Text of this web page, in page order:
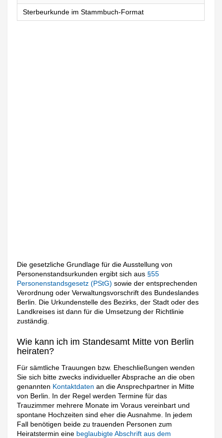
Sterbeurkunde im Stammbuch-Format
Die gesetzliche Grundlage für die Ausstellung von
Personenstandsurkunden ergibt sich aus §55
Personenstandsgesetz (PStG)sowie der entsprechenden
Verordnung oder Verwaltungsvorschrift des Bundeslandes
Berlin. Die Urkundenstelle des Bezirks, der Stadt oder des
Landkreises ist dann für die Umsetzung der Richtlinie
zuständig.
Wie kann ich im Standesamt Mitte von Berlin
heiraten?
Für sämtliche Trauungen bzw. Eheschließungen wenden
Sie sich bitte zwecks individueller Absprache an die oben
genannten Kontaktdaten an die Ansprechpartner in Mitte
von Berlin. In der Regel werden Termine für das
Trauzimmer mehrere Monate im Voraus vereinbart und
spontane Hochzeiten sind eher die Ausnahme. In jedem
Fall benötigen beide zu trauenden Personen zum
Heiratstermin eine beglaubigte Abschrift aus dem